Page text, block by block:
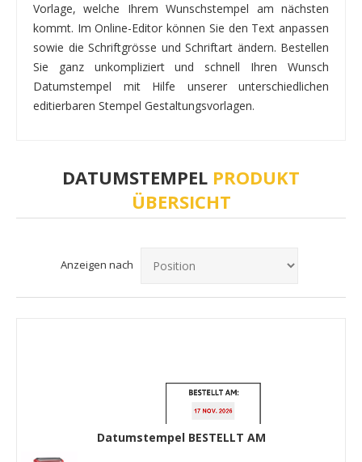
Vorlage, welche Ihrem Wunschstempel am nächsten
kommt. Im Online-Editor können Sie den Text anpassen
sowie die Schriftgrösse und Schriftart ändern. Bestellen
Sie ganz unkompliziert und schnell Ihren Wunsch
Datumstempel mit Hilfe unserer unterschiedlichen
editierbaren Stempel Gestaltungsvorlagen.
DATUMSTEMPEL PRODUKT
ÜBERSICHT
Anzeigen nach
Datumstempel BESTELLT AM